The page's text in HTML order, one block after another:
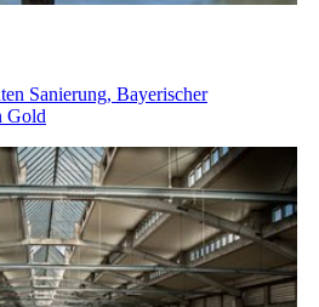
Sanierung, Bayerischer
Gold